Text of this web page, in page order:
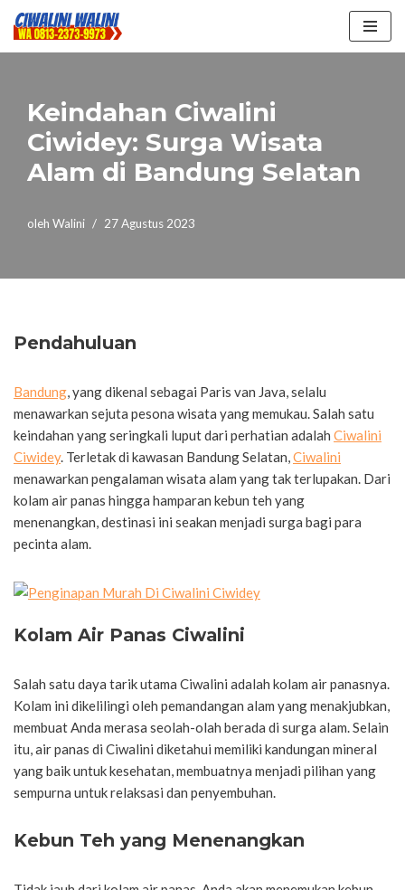
Lompat
Keindahan Ciwalini
Ciwidey: Surga Wisata
Alam di Bandung Selatan
oleh Walini 27 Agustus 2023
Pendahuluan
Bandung, yang dikenal sebagai Paris van Java, selalu
menawarkan sejuta pesona wisata yang memukau. Salah satu
keindahan yang seringkali luput dari perhatian adalah Ciwalini
Ciwidey. Terletak di kawasan Bandung Selatan,Ciwalini
menawarkan pengalaman wisata alam yang tak terlupakan. Dari
kolam air panas hingga hamparan kebun teh yang
menenangkan, destinasi ini seakan menjadi surga bagi para
pecinta alam.
Kolam Air Panas Ciwalini
Salah satu daya tarik utama Ciwalini adalah kolam air panasnya.
Kolam ini dikelilingi oleh pemandangan alam yang menakjubkan,
membuat Anda merasa seolah-olah berada di surga alam. Selain
itu, air panas di Ciwalini diketahui memiliki kandungan mineral
yang baik untuk kesehatan, membuatnya menjadi pilihan yang
sempurna untuk relaksasi dan penyembuhan.
Kebun Teh yang Menenangkan